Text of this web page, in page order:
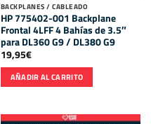
BACKPLANES / CABLEADO
HP 775402-001 Backplane
Frontal 4LFF 4 Bahías de 3.5″
para DL360 G9 / DL380 G9
19,95€
AÑADIR AL CARRITO